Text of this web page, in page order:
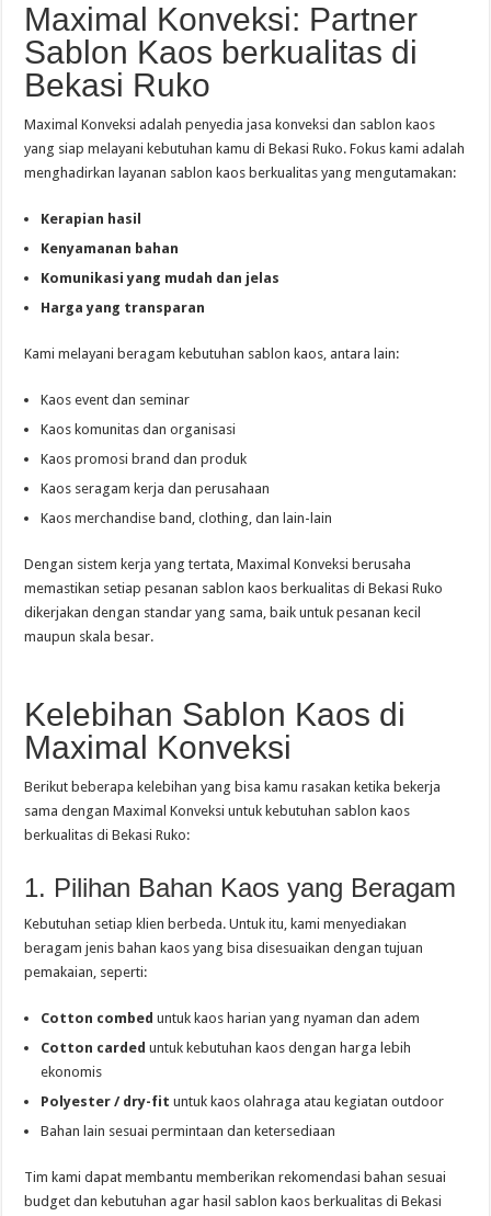
Maximal Konveksi: Partner
Sablon Kaos berkualitas di
Bekasi Ruko
Maximal Konveksi adalah penyedia jasa konveksi dan sablon kaos
yang siap melayani kebutuhan kamu di Bekasi Ruko. Fokus kami adalah
menghadirkan layanan sablon kaos berkualitas yang mengutamakan:
Kerapian hasil
Kenyamanan bahan
Komunikasi yang mudah dan jelas
Harga yang transparan
Kami melayani beragam kebutuhan sablon kaos, antara lain:
Kaos event dan seminar
Kaos komunitas dan organisasi
Kaos promosi brand dan produk
Kaos seragam kerja dan perusahaan
Kaos merchandise band, clothing, dan lain-lain
Dengan sistem kerja yang tertata, Maximal Konveksi berusaha
memastikan setiap pesanan sablon kaos berkualitas di Bekasi Ruko
dikerjakan dengan standar yang sama, baik untuk pesanan kecil
maupun skala besar.
Kelebihan Sablon Kaos di
Maximal Konveksi
Berikut beberapa kelebihan yang bisa kamu rasakan ketika bekerja
sama dengan Maximal Konveksi untuk kebutuhan sablon kaos
berkualitas di Bekasi Ruko:
1. Pilihan Bahan Kaos yang Beragam
Kebutuhan setiap klien berbeda. Untuk itu, kami menyediakan
beragam jenis bahan kaos yang bisa disesuaikan dengan tujuan
pemakaian, seperti:
Cotton combed untuk kaos harian yang nyaman dan adem
Cotton carded untuk kebutuhan kaos dengan harga lebih
ekonomis
Polyester / dry-fit untuk kaos olahraga atau kegiatan outdoor
Bahan lain sesuai permintaan dan ketersediaan
Tim kami dapat membantu memberikan rekomendasi bahan sesuai
budget dan kebutuhan agar hasil sablon kaos berkualitas di Bekasi